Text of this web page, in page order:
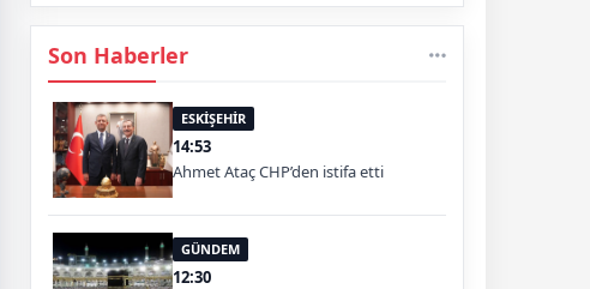
Son Haberler
ESKİŞEHİR
14:53
Ahmet Ataç CHP’den istifa etti
GÜNDEM
12:30